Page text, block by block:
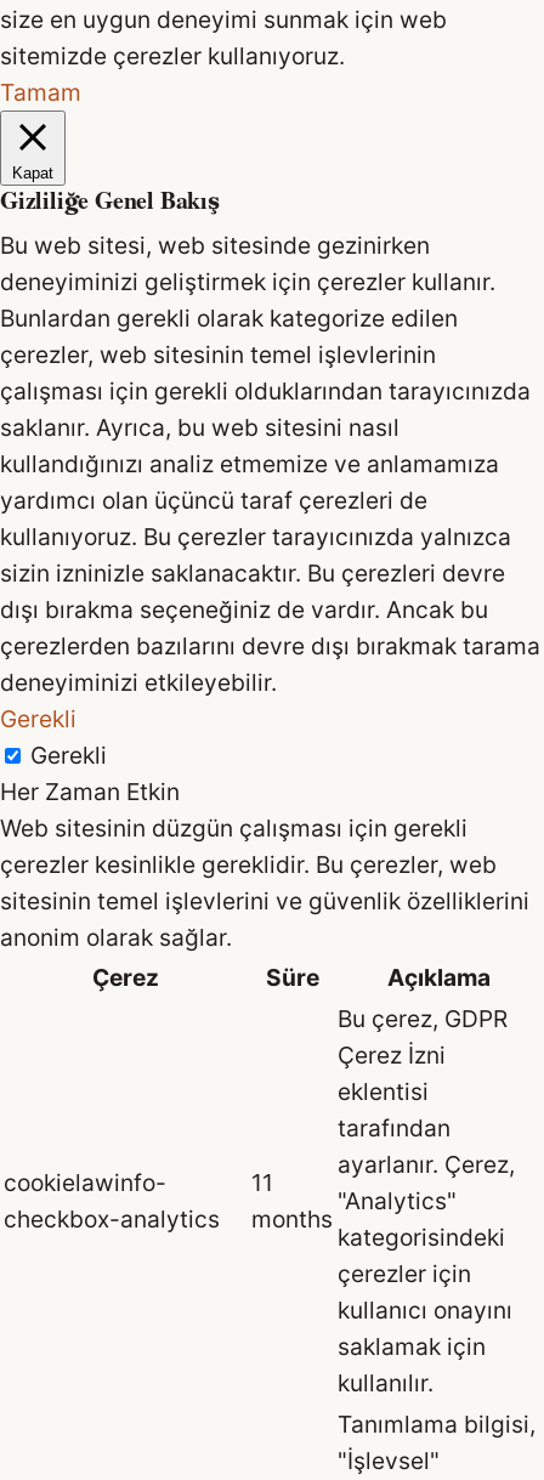
size en uygun deneyimi sunmak için web
sitemizde çerezler kullanıyoruz.
Tamam
Kapat
Gizliliğe Genel Bakış
Bu web sitesi, web sitesinde gezinirken
deneyiminizi geliştirmek için çerezler kullanır.
Bunlardan gerekli olarak kategorize edilen
çerezler, web sitesinin temel işlevlerinin
çalışması için gerekli olduklarından tarayıcınızda
saklanır. Ayrıca, bu web sitesini nasıl
kullandığınızı analiz etmemize ve anlamamıza
yardımcı olan üçüncü taraf çerezleri de
kullanıyoruz. Bu çerezler tarayıcınızda yalnızca
sizin izninizle saklanacaktır. Bu çerezleri devre
dışı bırakma seçeneğiniz de vardır. Ancak bu
çerezlerden bazılarını devre dışı bırakmak tarama
deneyiminizi etkileyebilir.
Gerekli
Gerekli
Her Zaman Etkin
Web sitesinin düzgün çalışması için gerekli
çerezler kesinlikle gereklidir. Bu çerezler, web
sitesinin temel işlevlerini ve güvenlik özelliklerini
anonim olarak sağlar.
Çerez
Süre Açıklama
cookielawinfo-
checkbox-analytics
11
months
Bu çerez, GDPR
Çerez İzni
eklentisi
tarafından
ayarlanır. Çerez,
"Analytics"
kategorisindeki
çerezler için
kullanıcı onayını
saklamak için
kullanılır.
Tanımlama bilgisi,
"İşlevsel"